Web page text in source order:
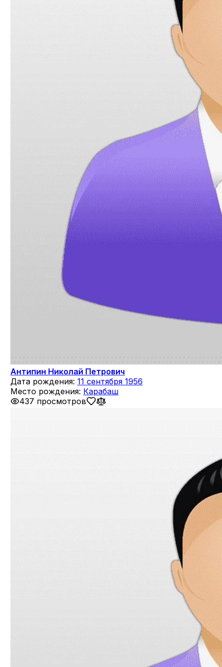
Антипин Николай Петрович
Дата рождения: 11 сентября 1956
Место рождения: Карабаш
437 просмотров